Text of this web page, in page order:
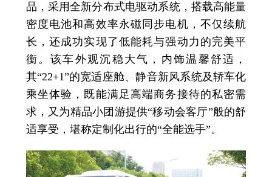
品，采用全新分布式电驱动系统，搭载高能量
密度电池和高效率永磁同步电机，不仅续航
长，还成功实现了低能耗与强动力的完美平
衡。该车外观沉稳大气，内饰温馨舒适，
其“22+1”的宽适座舱、静音新风系统及轿车化
乘坐体验，既能满足高端商务接待的私密需
求，又为精品小团游提供“移动会客厅”般的舒
适享受，堪称定制化出行的“全能选手”。